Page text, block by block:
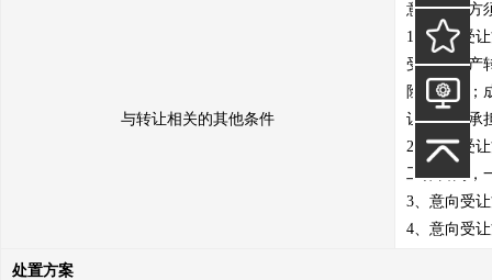
与转让相关的其他条件
意向受让方
1、意向受
受本次资产
险和后果；
让方自行承
2、意向受
工作日内，
3、意向受
4、意向受
处置方案